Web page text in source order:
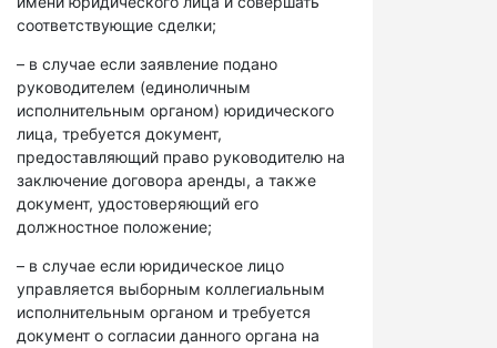
соответствующие сделки;
– в случае если заявление подано
руководителем (единоличным
исполнительным органом) юридического
лица, требуется документ,
предоставляющий право руководителю на
заключение договора аренды, а также
документ, удостоверяющий его
должностное положение;
– в случае если юридическое лицо
управляется выборным коллегиальным
исполнительным органом и требуется
документ о согласии данного органа на